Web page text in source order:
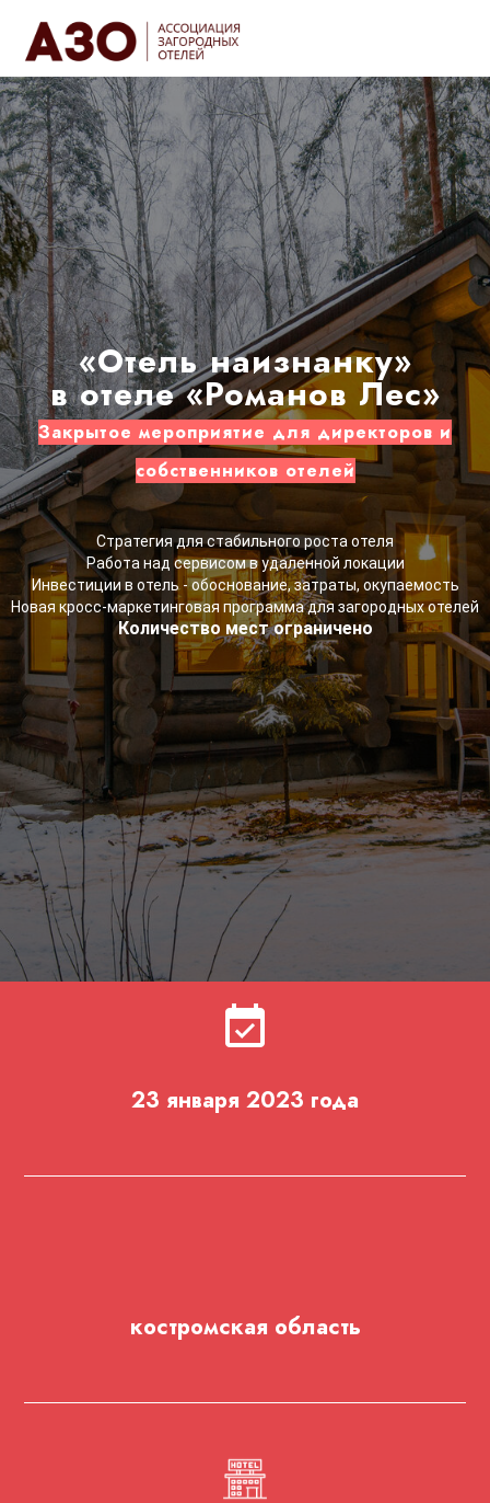
«Отель наизнанку»
в отеле «Романов Лес»
Закрытое мероприятие для директоров и
собственников отелей
Стратегия для стабильного роста отеля
Работа над сервисом в удаленной локации
Инвестиции в отель - обоснование, затраты, окупаемость
Новая кросс-маркетинговая программа для загородных отелей
Количество мест ограничено
23 января 2023 года
костромская область